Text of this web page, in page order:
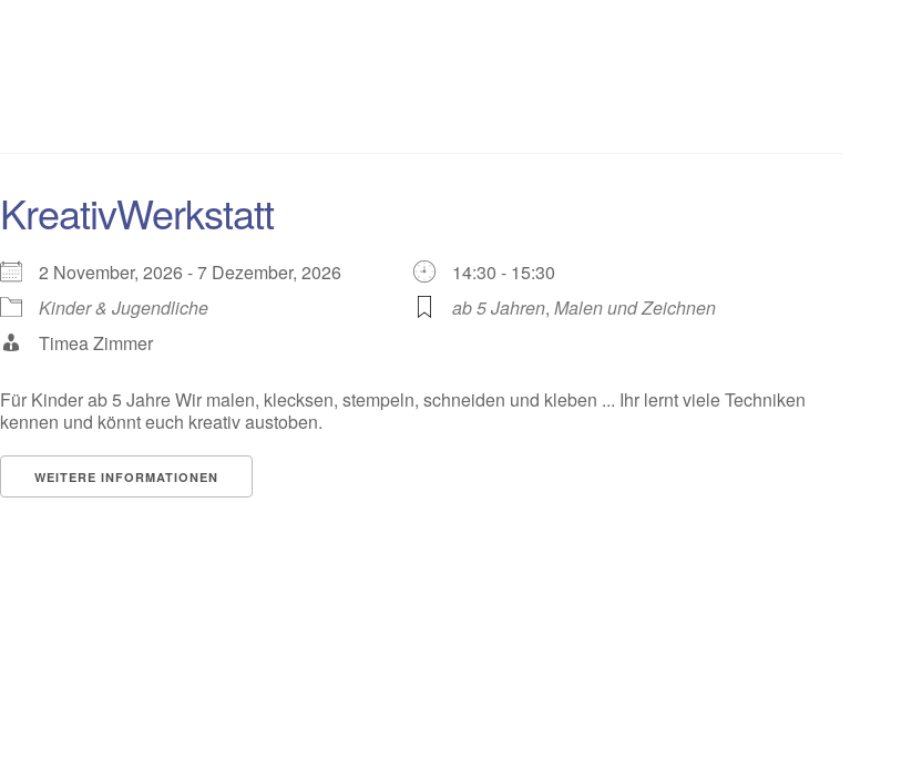
KreativWerkstatt
2 November, 2026 - 7 Dezember, 2026
14:30 - 15:30
Kinder & Jugendliche
ab 5 Jahren,Malen und Zeichnen
Timea Zimmer
Für Kinder ab 5 Jahre Wir malen, klecksen, stempeln, schneiden und kleben ... Ihr lernt viele Techniken
kennen und könnt euch kreativ austoben.
WEITERE INFORMATIONEN